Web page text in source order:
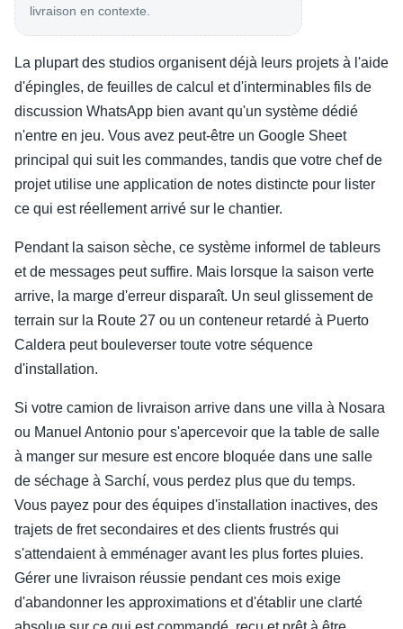
livraison en contexte.
La plupart des studios organisent déjà leurs projets à l'aide
d'épingles, de feuilles de calcul et d'interminables fils de
discussion WhatsApp bien avant qu'un système dédié
n'entre en jeu. Vous avez peut-être un Google Sheet
principal qui suit les commandes, tandis que votre chef de
projet utilise une application de notes distincte pour lister
ce qui est réellement arrivé sur le chantier.
Pendant la saison sèche, ce système informel de tableurs
et de messages peut suffire. Mais lorsque la saison verte
arrive, la marge d'erreur disparaît. Un seul glissement de
terrain sur la Route 27 ou un conteneur retardé à Puerto
Caldera peut bouleverser toute votre séquence
d'installation.
Si votre camion de livraison arrive dans une villa à Nosara
ou Manuel Antonio pour s'apercevoir que la table de salle
à manger sur mesure est encore bloquée dans une salle
de séchage à Sarchí, vous perdez plus que du temps.
Vous payez pour des équipes d'installation inactives, des
trajets de fret secondaires et des clients frustrés qui
s'attendaient à emménager avant les plus fortes pluies.
Gérer une livraison réussie pendant ces mois exige
d'abandonner les approximations et d'établir une clarté